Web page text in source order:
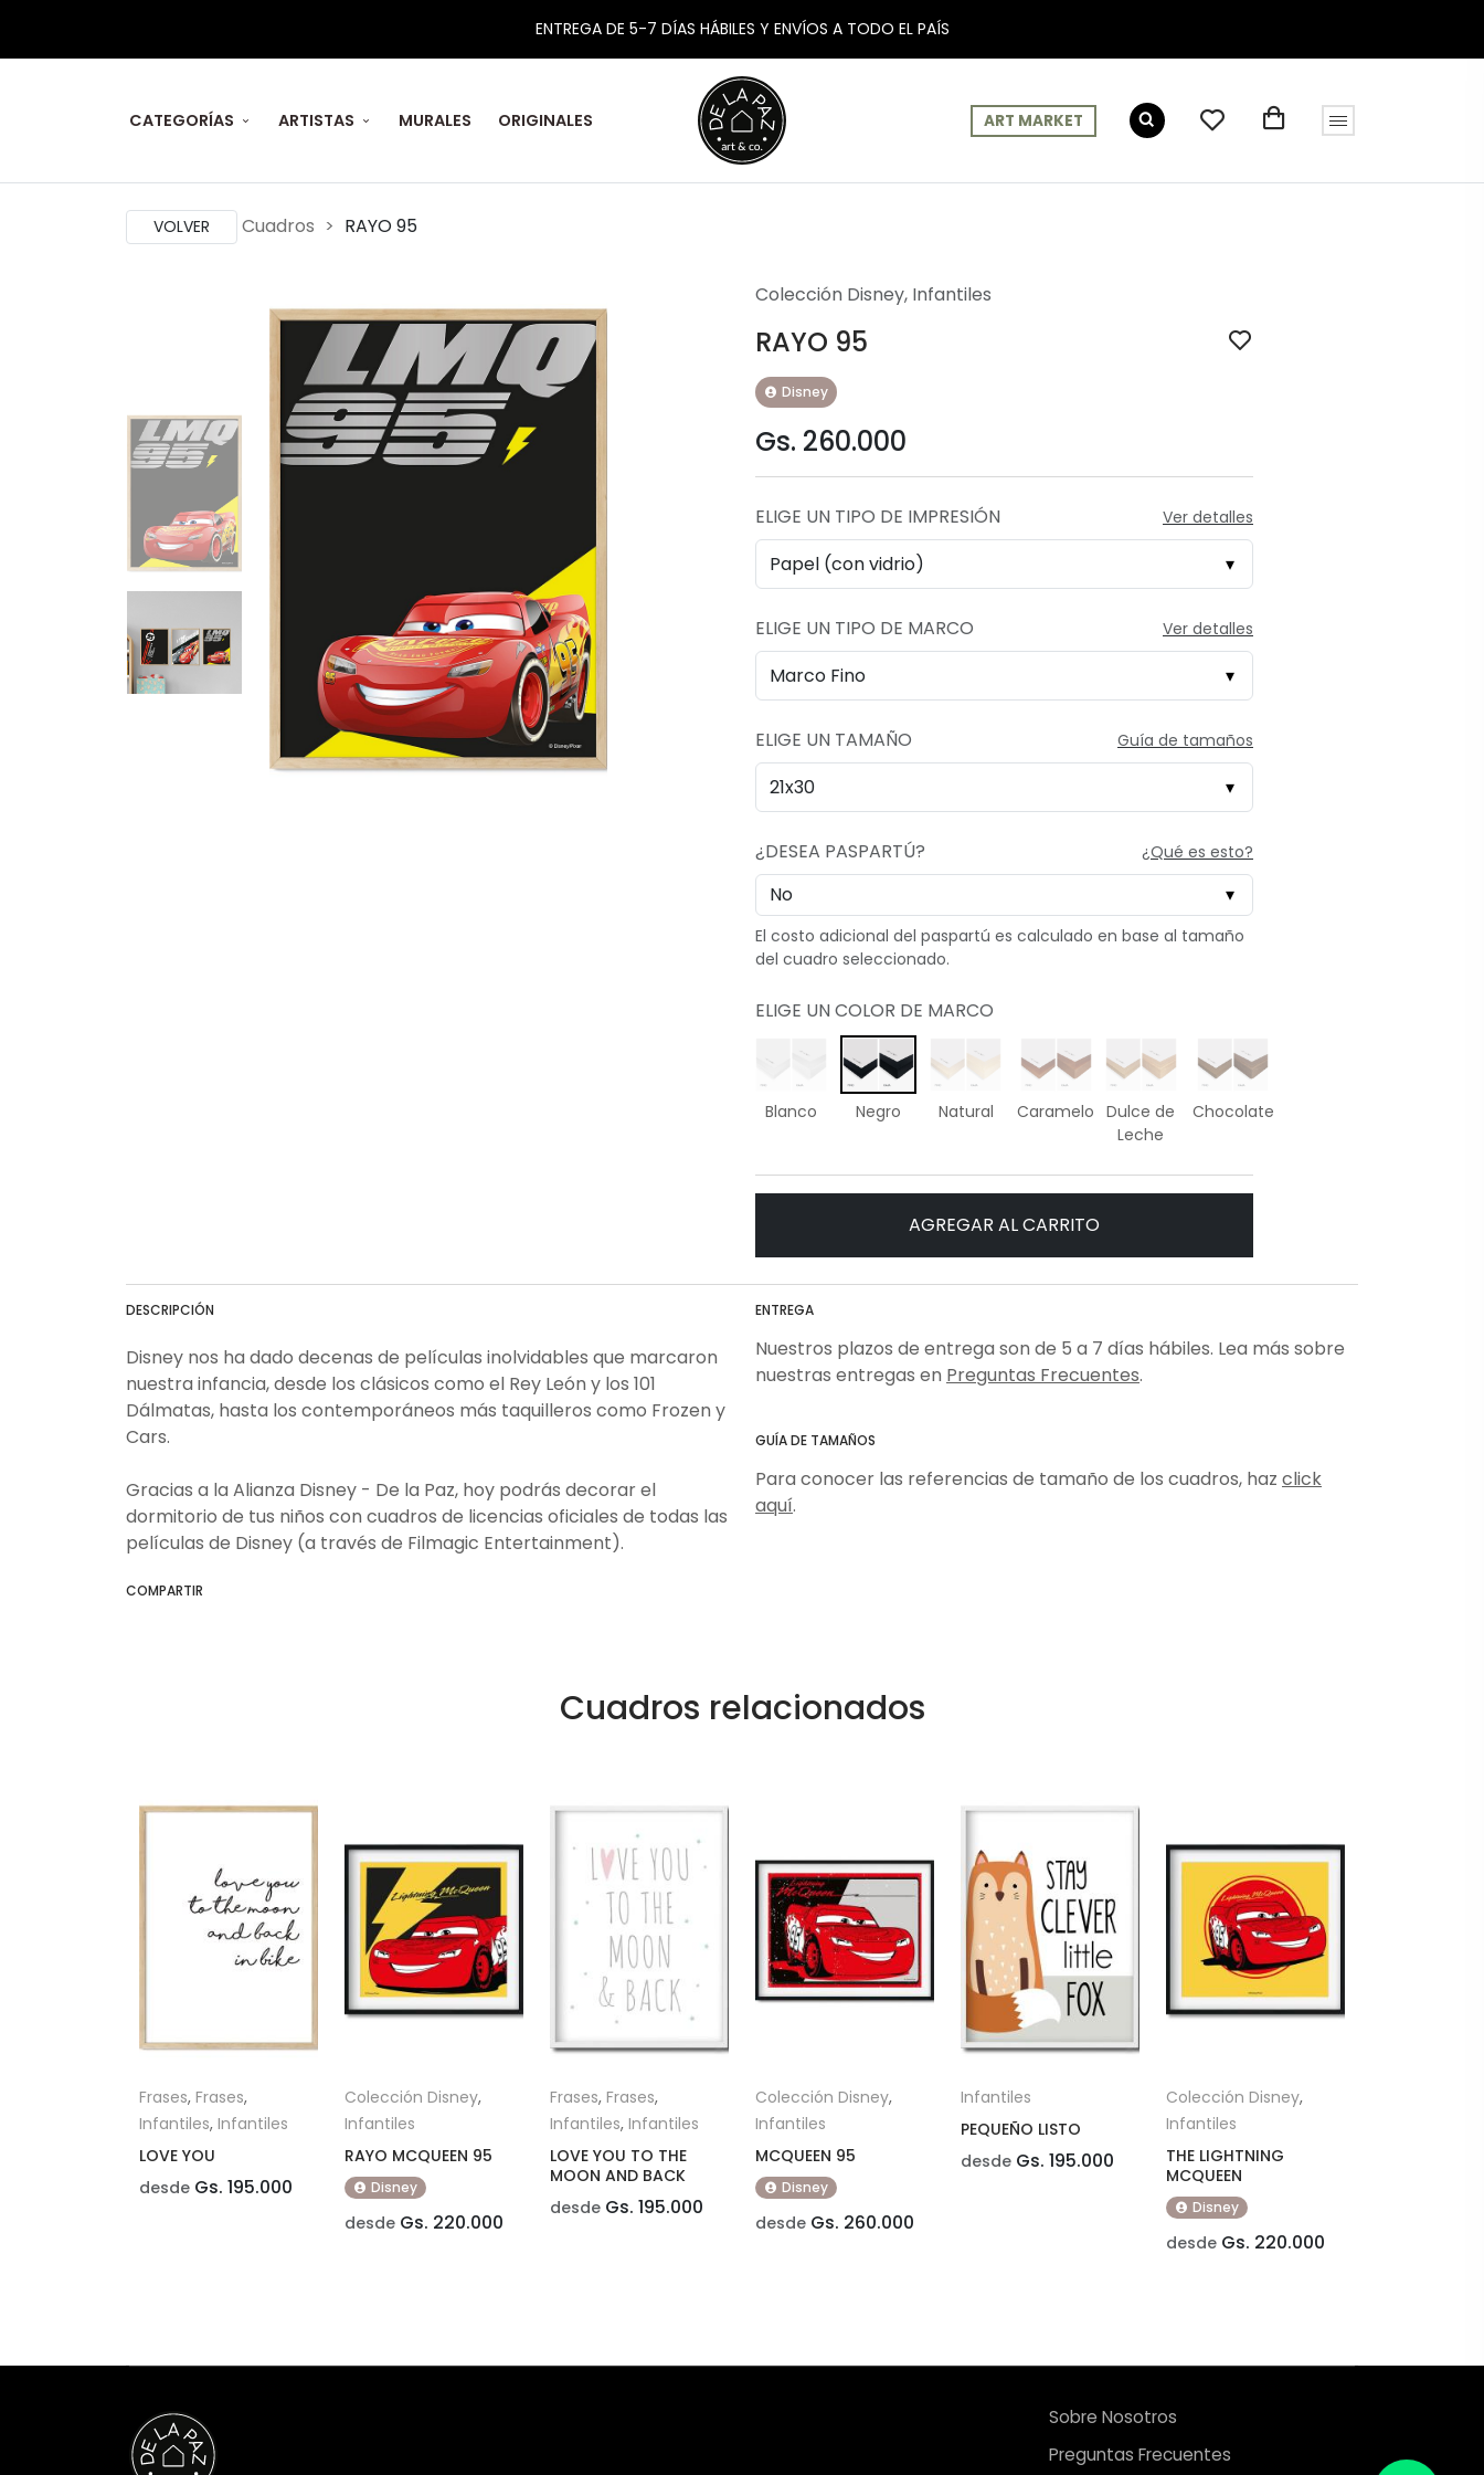
ENTREGA DE 5-7 DÍAS HÁBILES Y ENVÍOS A TODO EL PAÍS
CATEGORÍAS ARTISTAS MURALES ORIGINALES ART MARKET
VOLVER Cuadros RAYO 95
Colección Disney, Infantiles
RAYO 95
Disney
Gs. 260.000
ELIGE UN TIPO DE IMPRESIÓN Ver detalles
ELIGE UN TIPO DE MARCO Ver detalles
ELIGE UN TAMAÑO Guía de tamaños
¿DESEA PASPARTÚ? ¿Qué es esto?
El costo adicional del paspartú es calculado en base al tamaño
del cuadro seleccionado.
ELIGE UN COLOR DE MARCO
Blanco Negro Natural Caramelo
Dulce de
Leche
Chocolate
AGREGAR AL CARRITO
DESCRIPCIÓN
Disney nos ha dado decenas de películas inolvidables que marcaron
nuestra infancia, desde los clásicos como el Rey León y los 101
Dálmatas, hasta los contemporáneos más taquilleros como Frozen y
Cars.
Gracias a la Alianza Disney - De la Paz, hoy podrás decorar el
dormitorio de tus niños con cuadros de licencias oficiales de todas las
películas de Disney (a través de Filmagic Entertainment).
COMPARTIR
ENTREGA
Nuestros plazos de entrega son de 5 a 7 días hábiles. Lea más sobre
nuestras entregas en Preguntas Frecuentes.
GUÍA DE TAMAÑOS
Para conocer las referencias de tamaño de los cuadros, haz click
aquí.
Cuadros relacionados
Frases, Frases,
Infantiles, Infantiles
LOVE YOU
desde Gs. 195.000
Colección Disney,
Infantiles
RAYO MCQUEEN 95
Disney
desde Gs. 220.000
Frases, Frases,
Infantiles, Infantiles
LOVE YOU TO THE
MOON AND BACK
desde Gs. 195.000
Colección Disney,
Infantiles
MCQUEEN 95
Disney
desde Gs. 260.000
Infantiles
PEQUEÑO LISTO
desde Gs. 195.000
Colección Disney,
Infantiles
THE LIGHTNING
MCQUEEN
Disney
desde Gs. 220.000
Sobre Nosotros
Preguntas Frecuentes